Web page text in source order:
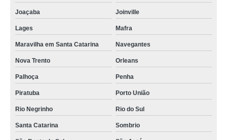
Joaçaba Joinville
Lages Mafra
Maravilha em Santa Catarina Navegantes
Nova Trento Orleans
Palhoça Penha
Piratuba Porto União
Rio Negrinho Rio do Sul
Santa Catarina Sombrio